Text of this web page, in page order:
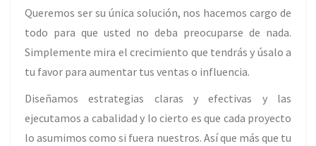
Queremos ser su única solución, nos hacemos cargo de
todo para que usted no deba preocuparse de nada.
Simplemente mira el crecimiento que tendrás y úsalo a
tu favor para aumentar tus ventas o influencia.
Diseñamos estrategias claras y efectivas y las
ejecutamos a cabalidad y lo cierto es que cada proyecto
lo asumimos como si fuera nuestros. Así que más que tu